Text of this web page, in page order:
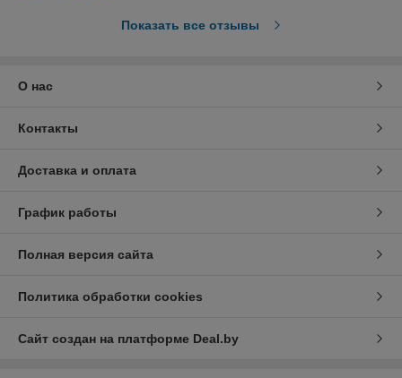
Показать все отзывы
О нас
Контакты
Доставка и оплата
График работы
Полная версия сайта
Политика обработки cookies
Сайт создан на платформе Deal.by